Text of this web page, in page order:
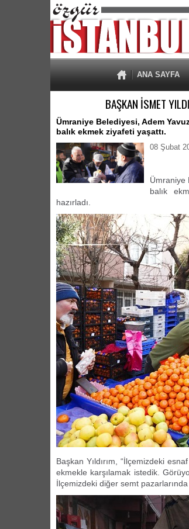
ANA SAYFA
BAŞKAN İSMET
Ümraniye Belediyesi, Adem
balık ekmek ziyafeti yaşattı.
08 Şubat
Ümraniye
balık
hazırladı.
Başkan Yıldırım, “İlçemizdeki
ekmekle karşılamak istedik.
İlçemizdeki diğer semt